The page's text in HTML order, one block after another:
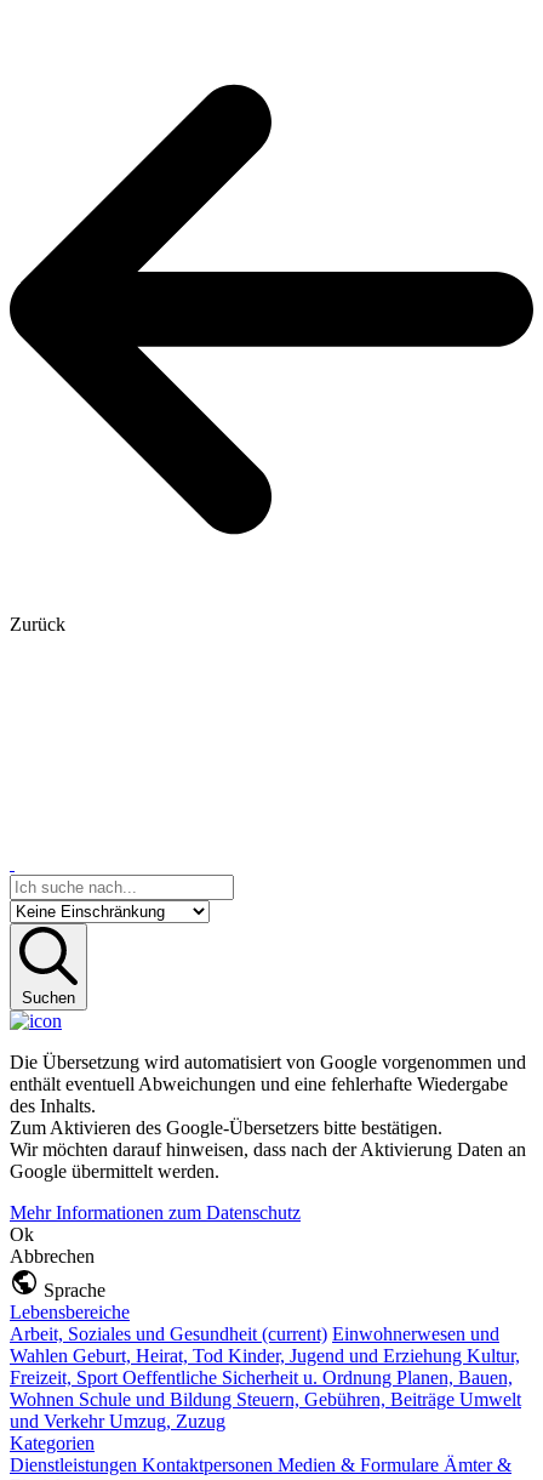
Zurück
Suchen
Die Übersetzung wird automatisiert von Google vorgenommen und
enthält eventuell Abweichungen und eine fehlerhafte Wiedergabe
des Inhalts.
Zum Aktivieren des Google-Übersetzers bitte bestätigen.
Wir möchten darauf hinweisen, dass nach der Aktivierung Daten an
Google übermittelt werden.
Mehr Informationen zum Datenschutz
Ok
Abbrechen
Sprache
Lebensbereiche
Arbeit, Soziales und Gesundheit (current) Einwohnerwesen und
Wahlen Geburt, Heirat, Tod Kinder, Jugend und Erziehung Kultur,
Freizeit, Sport Oeffentliche Sicherheit u. Ordnung Planen, Bauen,
Wohnen Schule und Bildung Steuern, Gebühren, Beiträge Umwelt
und VerkehrUmzug, Zuzug
Kategorien
Dienstleistungen Kontaktpersonen Medien & Formulare Ämter &